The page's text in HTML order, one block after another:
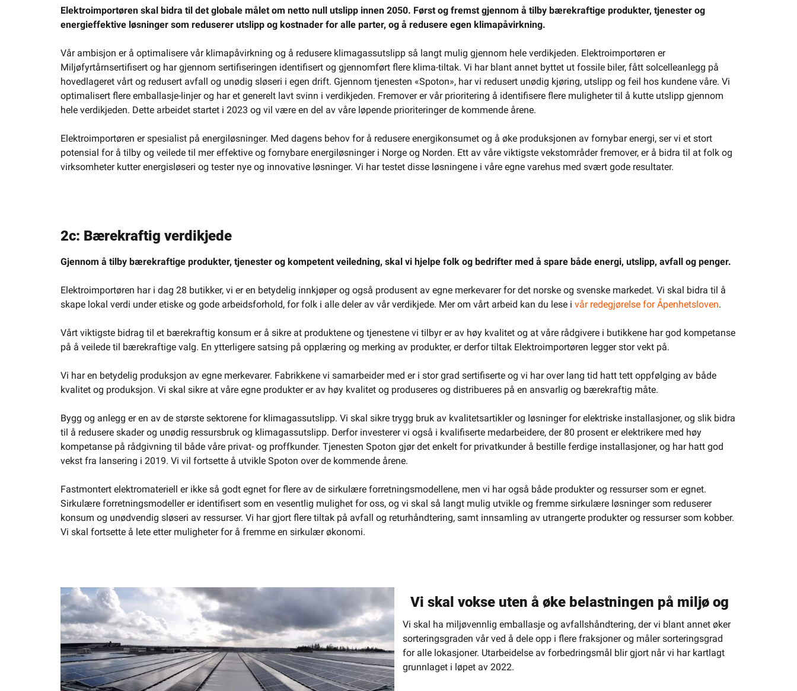
Elektroimportøren skal bidra til det globale målet om netto null utslipp innen 2050. Først og fremst gjennom å tilby bærekraftige produkter, tjenester og
energieffektive løsninger som reduserer utslipp og kostnader for alle parter, og å redusere egen klimapåvirkning.
Vår ambisjon er å optimalisere vår klimapåvirkning og å redusere klimagassutslipp så langt mulig gjennom hele verdikjeden. Elektroimportøren er
Miljøfyrtårnsertifisert og har gjennom sertifiseringen identifisert og gjennomført flere klima-tiltak. Vi har blant annet byttet ut fossile biler, fått solcelleanlegg på
hovedlageret vårt og redusert avfall og unødig sløseri i egen drift. Gjennom tjenesten «Spoton», har vi redusert unødig kjøring, utslipp og feil hos kundene våre. Vi
optimalisert flere emballasje-linjer og har et generelt lavt svinn i verdikjeden. Fremover er vår prioritering å identifisere flere muligheter til å kutte utslipp gjennom
hele verdikjeden. Dette arbeidet startet i 2023 og vil være en del av våre løpende prioriteringer de kommende årene.
Elektroimportøren er spesialist på energiløsninger. Med dagens behov for å redusere energikonsumet og å øke produksjonen av fornybar energi, ser vi et stort
potensial for å tilby og veilede til mer effektive og fornybare energiløsninger i Norge og Norden. Ett av våre viktigste vekstområder fremover, er å bidra til at folk og
virksomheter kutter energisløseri og tester nye og innovative løsninger. Vi har testet disse løsningene i våre egne varehus med svært gode resultater.
2c: Bærekraftig verdikjede
Gjennom å tilby bærekraftige produkter, tjenester og kompetent veiledning, skal vi hjelpe folk og bedrifter med å spare både energi, utslipp, avfall og penger.
Elektroimportøren har i dag 28 butikker, vi er en betydelig innkjøper og også produsent av egne merkevarer for det norske og svenske markedet. Vi skal bidra til å
skape lokal verdi under etiske og gode arbeidsforhold, for folk i alle deler av vår verdikjede. Mer om vårt arbeid kan du lese i vår redegjørelse for Åpenhetsloven.
Vårt viktigste bidrag til et bærekraftig konsum er å sikre at produktene og tjenestene vi tilbyr er av høy kvalitet og at våre rådgivere i butikkene har god kompetanse
på å veilede til bærekraftige valg. En ytterligere satsing på opplæring og merking av produkter, er derfor tiltak Elektroimportøren legger stor vekt på.
Vi har en betydelig produksjon av egne merkevarer. Fabrikkene vi samarbeider med er i stor grad sertifiserte og vi har over lang tid hatt tett oppfølging av både
kvalitet og produksjon. Vi skal sikre at våre egne produkter er av høy kvalitet og produseres og distribueres på en ansvarlig og bærekraftig måte.
Bygg og anlegg er en av de største sektorene for klimagassutslipp. Vi skal sikre trygg bruk av kvalitetsartikler og løsninger for elektriske installasjoner, og slik bidra
til å redusere skader og unødig ressursbruk og klimagassutslipp. Derfor investerer vi også i kvalifiserte medarbeidere, der 80 prosent er elektrikere med høy
kompetanse på rådgivning til både våre privat- og proffkunder. Tjenesten Spoton gjør det enkelt for privatkunder å bestille ferdige installasjoner, og har hatt god
vekst fra lansering i 2019. Vi vil fortsette å utvikle Spoton over de kommende årene.
Fastmontert elektromateriell er ikke så godt egnet for flere av de sirkulære forretningsmodellene, men vi har også både produkter og ressurser som er egnet.
Sirkulære forretningsmodeller er identifisert som en vesentlig mulighet for oss, og vi skal så langt mulig utvikle og fremme sirkulære løsninger som reduserer
konsum og unødvendig sløseri av ressurser. Vi har gjort flere tiltak på avfall og returhåndtering, samt innsamling av utrangerte produkter og ressurser som kobber.
Vi skal fortsette å lete etter muligheter for å fremme en sirkulær økonomi.
Vi skal vokse uten å øke belastningen på miljø og
klima
Vi skal ha miljøvennlig emballasje og avfallshåndtering, der vi blant annet øker
sorteringsgraden vår ved å dele opp i flere fraksjoner og måler sorteringsgrad
for alle lokasjoner. Utarbeidelse av forbedringsmål blir gjort når vi har kartlagt
grunnlaget i løpet av 2022.